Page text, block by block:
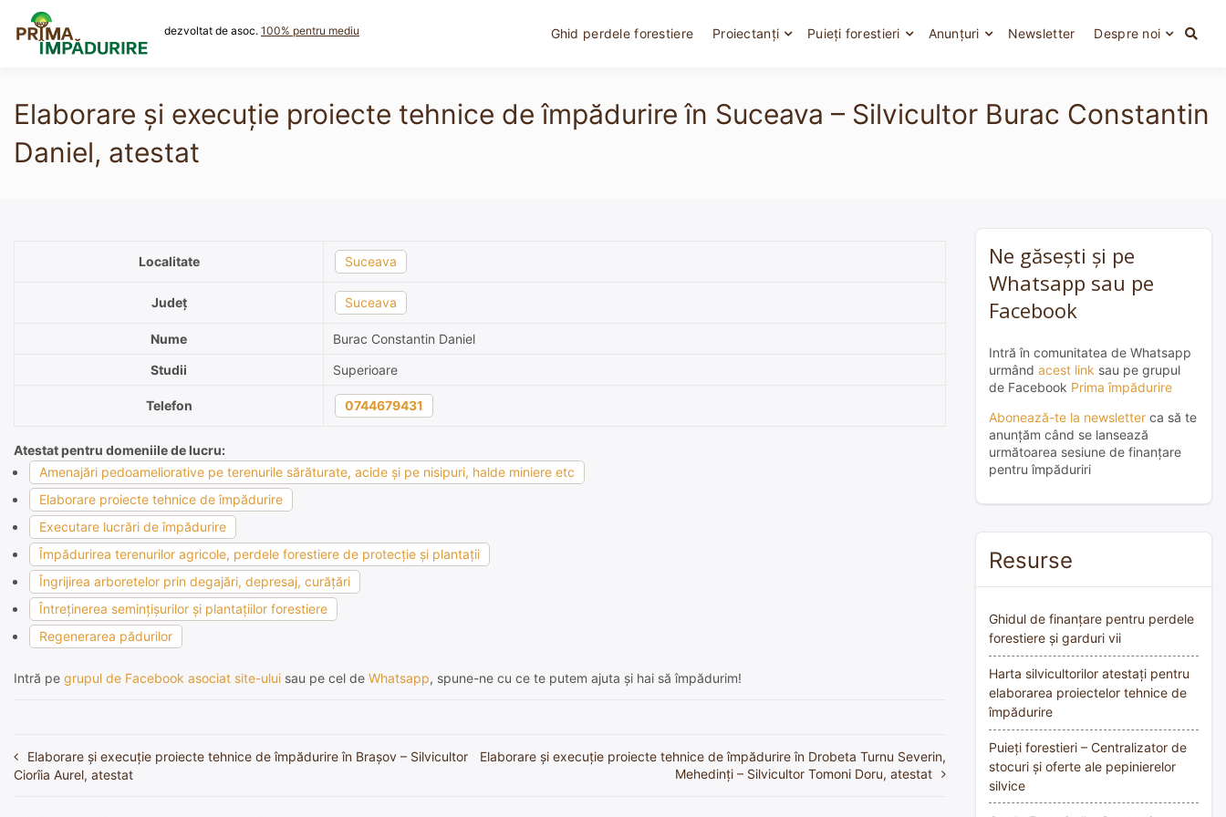
content
dezvoltat de asoc. 100% pentru mediu Ghid perdele forestiere Proiectanți Puieți forestieri Anunțuri Newsletter Despre noi
Elaborare și execuție proiecte tehnice de împădurire în Suceava – Silvicultor Burac Constantin
Daniel, atestat
Localitate Suceava
Județ Suceava
Nume
Burac Constantin Daniel
Studii
Superioare
Telefon 0744679431
Atestat pentru domeniile de lucru:
Amenajări pedoameliorative pe terenurile sărăturate, acide şi pe nisipuri, halde miniere etc
Elaborare proiecte tehnice de împădurire
Executare lucrări de împădurire
Împădurirea terenurilor agricole, perdele forestiere de protecţie şi plantaţii
Îngrijirea arboretelor prin degajări, depresaj, curăţări
Întreţinerea seminţişurilor şi plantaţiilor forestiere
Regenerarea pădurilor
Intră pe grupul de Facebook asociat site-ului sau pe cel de Whatsapp, spune-ne cu ce te putem ajuta și hai să împădurim!
Navigare
Elaborare și execuție proiecte tehnice de împădurire în Braşov – Silvicultor
Ciorîia Aurel, atestat
Elaborare și execuție proiecte tehnice de împădurire în Drobeta Turnu Severin,
Mehedinți – Silvicultor Tomoni Doru, atestat
Ne găsești și pe
Whatsapp sau pe
Facebook
Intră în comunitatea de Whatsapp
urmând acest link sau pe grupul
de Facebook Prima împădurire
Abonează-te la newsletter ca să te
anunțăm când se lansează
următoarea sesiune de finanțare
pentru împăduriri
Resurse
Ghidul de finanțare pentru perdele
forestiere și garduri vii
Harta silvicultorilor atestați pentru
elaborarea proiectelor tehnice de
împădurire
Puieți forestieri – Centralizator de
stocuri și oferte ale pepinierelor
silvice